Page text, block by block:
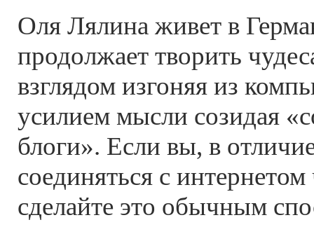
Оля Лялина живет в
продолжает творить
взглядом изгоняя из
усилием мысли созидая
блоги». Если вы, в
соединяться с
сделайте это обычным